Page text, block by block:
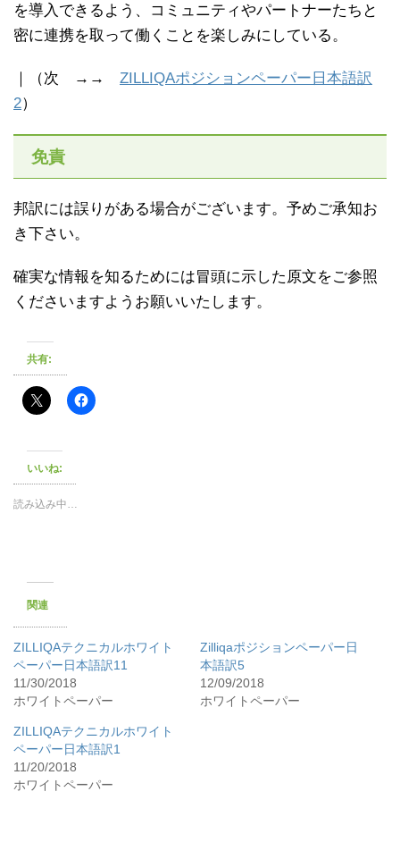
を導入できるよう、コミュニティやパートナーたちと
密に連携を取って働くことを楽しみにしている。
｜（次 →→ ZILLIQAポジションペーパー日本語訳
2）
免責
邦訳には誤りがある場合がございます。予めご承知お
き下さい。
確実な情報を知るためには冒頭に示した原文をご参照
くださいますようお願いいたします。
共有:
いいね:
読み込み中…
関連
ZILLIQAテクニカルホワイト
ペーパー日本語訳11
11/30/2018
ホワイトペーパー
Zilliqaポジションペーパー日
本語訳5
12/09/2018
ホワイトペーパー
ZILLIQAテクニカルホワイト
ペーパー日本語訳1
11/20/2018
ホワイトペーパー